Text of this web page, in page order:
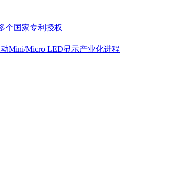
个国家专利授权
Mini/Micro LED显示产业化进程